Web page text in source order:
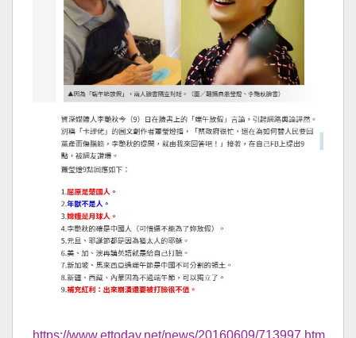
https://www.ettoday.net/news/20160609/713997.htm